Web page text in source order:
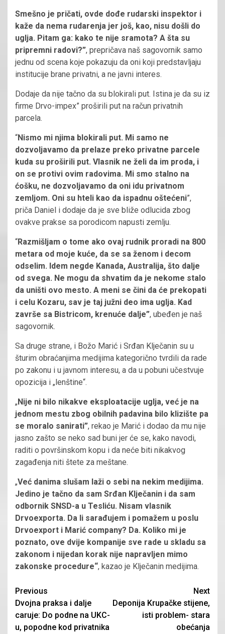
Smešno je pričati, ovde dođe rudarski inspektor i
kaže da nema rudarenja jer još, kao, nisu došli do
uglja. Pitam ga: kako te nije sramota? A šta su
pripremni radovi?”, prepričava naš sagovornik samo
jednu od scena koje pokazuju da oni koji predstavljaju
institucije brane privatni, a ne javni interes.
Dodaje da nije tačno da su blokirali put. Istina je da su iz
firme Drvo-impex” proširili put na račun privatnih
parcela.
“Nismo mi njima blokirali put. Mi samo ne
dozvoljavamo da prelaze preko privatne parcele
kuda su proširili put. Vlasnik ne želi da im proda, i
on se protivi ovim radovima. Mi smo stalno na
ćošku, ne dozvoljavamo da oni idu privatnom
zemljom. Oni su hteli kao da ispadnu oštećeni”,
priča Daniel i dodaje da je sve bliže odlucida zbog
ovakve prakse sa porodicom napusti zemlju.
“Razmišljam o tome ako ovaj rudnik proradi na 800
metara od moje kuće, da se sa ženom i decom
odselim. Idem negde Kanada, Australija, što dalje
od svega. Ne mogu da shvatim da je nekome stalo
da uništi ovo mesto. A meni se čini da će prekopati
i celu Kozaru, sav je taj južni deo ima uglja. Kad
završe sa Bistricom, krenuće dalje”, ubeđen je naš
sagovornik.
Sa druge strane, i Božo Marić i Srđan Klječanin su u
šturim obraćanjima medijima kategorično tvrdili da rade
po zakonu i u javnom interesu, a da u pobuni učestvuje
opozicija i „lenštine“.
„ Nije ni bilo nikakve eksploatacije uglja, već je na
jednom mestu zbog obilnih padavina bilo klizište pa
se moralo sanirati”, rekao je Marić i dodao da mu nije
jasno zašto se neko sad buni jer će se, kako navodi,
raditi o površinskom kopu i da neće biti nikakvog
zagađenja niti štete za meštane.
„Već danima slušam laži o sebi na nekim medijima.
Jedino je tačno da sam Srđan Klječanin i da sam
odbornik SNSD-a u Tesliću. Nisam vlasnik
Drvoexporta. Da li sarađujem i pomažem u poslu
Drvoexport i Marić company? Da. Koliko mi je
poznato, ove dvije kompanije sve rade u skladu sa
zakonom i nijedan korak nije napravljen mimo
zakonske procedure“, kazao je Klječanin medijima.
Continue
Reading
Previous
Dvojna praksa i dalje
caruje: Do podne na UKC-
u, popodne kod privatnika
Next
Deponija Krupačke stijene,
isti problem- stara
obećanja